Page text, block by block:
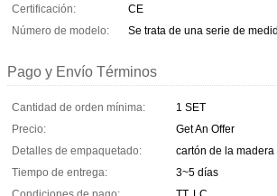
Certificación:
CE
Número de modelo:
Se trata de una serie de
Pago y Envío Términos
Cantidad de orden mínima:
1 SET
Precio:
Get An Offer
Detalles de empaquetado:
cartón de la
Tiempo de entrega:
3~5 días